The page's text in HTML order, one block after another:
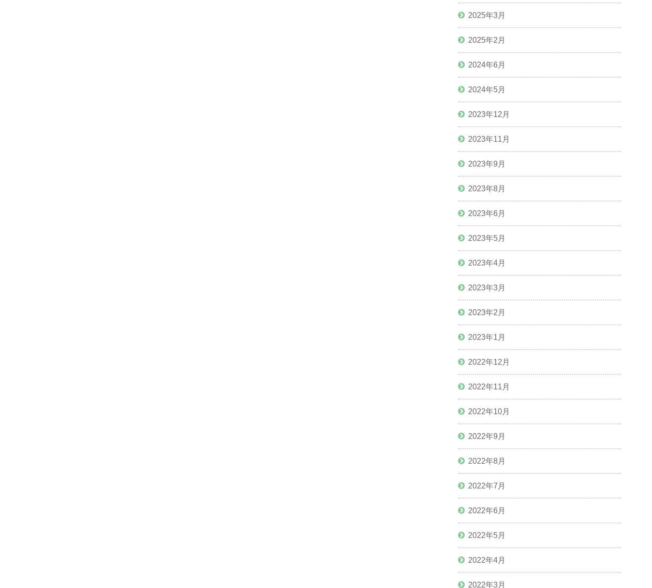
2025年3月
2025年2月
2024年6月
2024年5月
2023年12月
2023年11月
2023年9月
2023年8月
2023年6月
2023年5月
2023年4月
2023年3月
2023年2月
2023年1月
2022年12月
2022年11月
2022年10月
2022年9月
2022年8月
2022年7月
2022年6月
2022年5月
2022年4月
2022年3月